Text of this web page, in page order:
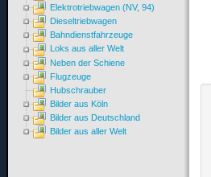
Elektrotriebwagen (NV, 94)
Dieseltriebwagen
Bahndienstfahrzeuge
Loks aus aller Welt
Neben der Schiene
Flugzeuge
Hubschrauber
Bilder aus Köln
Bilder aus Deutschland
Bilder aus aller Welt